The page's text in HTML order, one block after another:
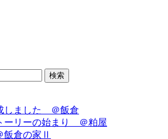
検索
しました ＠飯倉
ーリーの始まり ＠粕屋
倉の家Ⅱ